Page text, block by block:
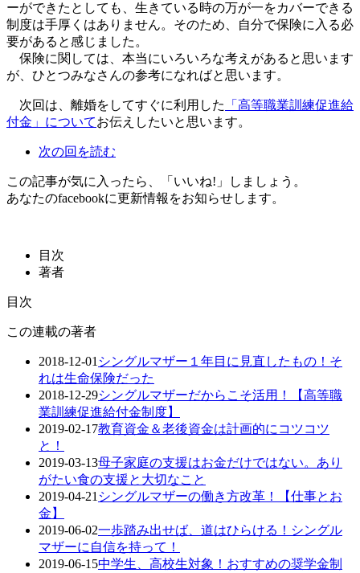
ーができたとしても、生きている時の万が一をカバーできる
制度は手厚くはありません。そのため、自分で保険に入る必
要があると感じました。
保険に関しては、本当にいろいろな考えがあると思います
が、ひとつみなさんの参考になればと思います。
次回は、離婚をしてすぐに利用した
「高等職業訓練促進給
付金」についてお伝えしたいと思います。
次の回を読む
この記事が気に入ったら、「いいね!」しましょう。
あなたのfacebookに更新情報をお知らせします。
目次
著者
目次
この連載の著者
2018-12-01 シングルマザー１年目に見直したもの！そ
れは生命保険だった
2018-12-29シングルマザーだからこそ活用！【高等職
業訓練促進給付金制度】
2019-02-17教育資金＆老後資金は計画的にコツコツ
と！
2019-03-13母子家庭の支援はお金だけではない。あり
がたい食の支援と大切なこと
2019-04-21 シングルマザーの働き方改革！【仕事とお
金】
2019-06-02一歩踏み出せば、道はひらける！シングル
マザーに自信を持って！
2019-06-15中学生、高校生対象！おすすめの奨学金制